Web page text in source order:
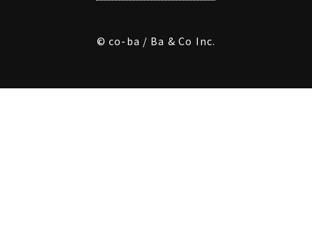
© co-ba / Ba & Co Inc.